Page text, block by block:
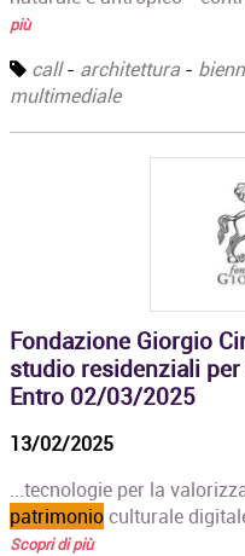
più
call- architettura-
multimediale
Fondazione Giorgio
studio residenziali
Entro 02/03/2025
13/02/2025
...tecnologie per la
patrimonioculturale
Scopri di più